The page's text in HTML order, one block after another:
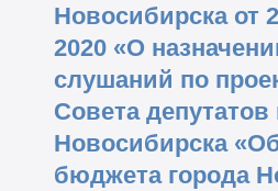
Новосибирска от
2020 «О
слушаний по
Совета депутатов
Новосибирска
бюджета города